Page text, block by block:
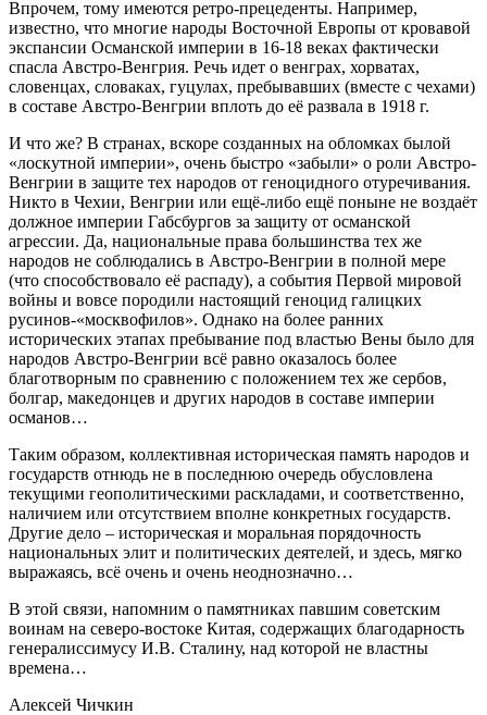
Впрочем, тому имеются ретро-прецеденты. Например,
известно, что многие народы Восточной Европы от кровавой
экспансии Османской империи в 16-18 веках фактически
спасла Австро-Венгрия. Речь идет о венграх, хорватах,
словенцах, словаках, гуцулах, пребывавших (вместе с чехами)
в составе Австро-Венгрии вплоть до её развала в 1918 г.
И что же? В странах, вскоре созданных на обломках былой
«лоскутной империи», очень быстро «забыли» о роли Австро-
Венгрии в защите тех народов от геноцидного отуречивания.
Никто в Чехии, Венгрии или ещё-либо ещё поныне не воздаёт
должное империи Габсбургов за защиту от османской
агрессии. Да, национальные права большинства тех же
народов не соблюдались в Австро-Венгрии в полной мере
(что способствовало её распаду), а события Первой мировой
войны и вовсе породили настоящий геноцид галицких
русинов-«москвофилов». Однако на более ранних
исторических этапах пребывание под властью Вены было для
народов Австро-Венгрии всё равно оказалось более
благотворным по сравнению с положением тех же сербов,
болгар, македонцев и других народов в составе империи
османов…
Таким образом, коллективная историческая память народов и
государств отнюдь не в последнюю очередь обусловлена
текущими геополитическими раскладами, и соответственно,
наличием или отсутствием вполне конкретных государств.
Другие дело – историческая и моральная порядочность
национальных элит и политических деятелей, и здесь, мягко
выражаясь, всё очень и очень неоднозначно…
В этой связи, напомним о памятниках павшим советским
воинам на северо-востоке Китая, содержащих благодарность
генералиссимусу И.В. Сталину, над которой не властны
времена…
Алексей Чичкин